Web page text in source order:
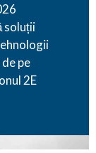
soluții
pe
2E